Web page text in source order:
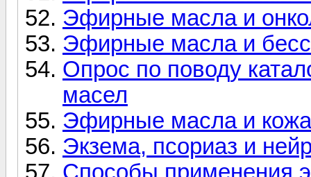
Эфирные масла и
Эфирные масла и
Опрос по поводу
масел
Эфирные масла и кожа
Экзема, псориаз и
Способы применения